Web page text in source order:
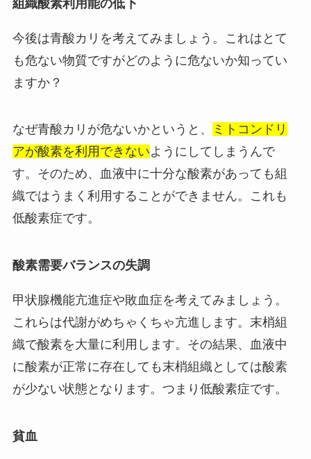
組織酸素利用能の低下
今後は青酸カリを考えてみましょう。これはとて
も危ない物質ですがどのように危ないか知ってい
ますか？
なぜ青酸カリが危ないかというと、
ミトコンドリ
アが酸素を利用できないようにしてしまうんで
す。そのため、血液中に十分な酸素があっても組
織ではうまく利用することができません。これも
低酸素症です。
酸素需要バランスの失調
甲状腺機能亢進症や敗血症を考えてみましょう。
これらは代謝がめちゃくちゃ亢進します。末梢組
織で酸素を大量に利用します。その結果、血液中
に酸素が正常に存在しても末梢組織としては酸素
が少ない状態となります。つまり低酸素症です。
貧血